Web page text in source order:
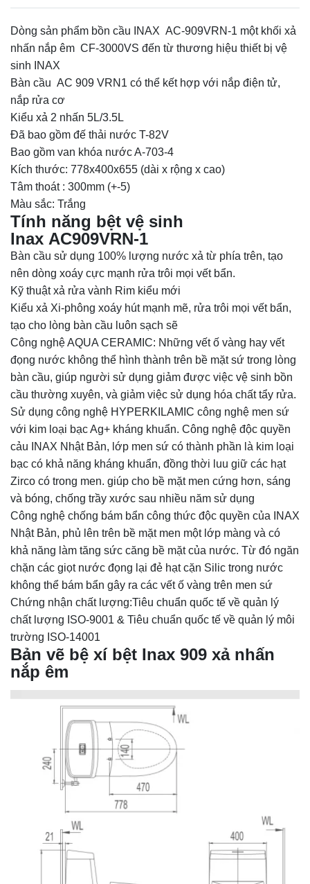
Dòng sản phẩm bồn cầu INAX AC-909VRN-1 một khối xả
nhấn nắp êm CF-3000VS đến từ thương hiệu thiết bị vệ
sinh INAX
Bàn cầu AC 909 VRN1 có thể kết hợp với nắp điện tử,
nắp rửa cơ
Kiểu xả 2 nhấn 5L/3.5L
Đã bao gồm đế thải nước T-82V
Bao gồm van khóa nước A-703-4
Kích thước: 778x400x655 (dài x rộng x cao)
Tâm thoát : 300mm (+-5)
Màu sắc: Trắng
Tính năng bệt vệ sinh
Inax AC909VRN-1
Bàn cầu sử dụng 100% lượng nước xả từ phía trên, tạo
nên dòng xoáy cực mạnh rửa trôi mọi vết bẩn.
Kỹ thuật xả rửa vành Rim kiểu mới
Kiểu xả Xi-phông xoáy hút mạnh mẽ, rửa trôi mọi vết bẩn,
tạo cho lòng bàn cầu luôn sạch sẽ
Công nghệ AQUA CERAMIC: Những vết ố vàng hay vết
đọng nước không thể hình thành trên bề mặt sứ trong lòng
bàn cầu, giúp người sử dụng giảm được việc vệ sinh bồn
cầu thường xuyên, và giảm việc sử dụng hóa chất tẩy rửa.
Sử dụng công nghệ HYPERKILAMIC công nghệ men sứ
với kim loại bạc Ag+ kháng khuẩn. Công nghệ độc quyền
cảu INAX Nhật Bản, lớp men sứ có thành phần là kim loại
bạc có khả năng kháng khuẩn, đồng thời luu giữ các hạt
Zirco có trong men. giúp cho bề mặt men cứng hơn, sáng
và bóng, chống trầy xước sau nhiều năm sử dụng
Công nghệ chống bám bẩn công thức độc quyền của INAX
Nhật Bản, phủ lên trên bề mặt men một lớp màng và có
khả năng làm tăng sức căng bề mặt của nước. Từ đó ngăn
chặn các giọt nước đọng lại đẻ hạt cặn Silic trong nước
không thể bám bẩn gây ra các vết ố vàng trên men sứ
Chứng nhận chất lượng:Tiêu chuẩn quốc tế về quản lý
chất lượng ISO-9001 & Tiêu chuẩn quốc tế về quản lý môi
trường ISO-14001
Bản vẽ bệ xí bệt Inax 909 xả nhấn
nắp êm